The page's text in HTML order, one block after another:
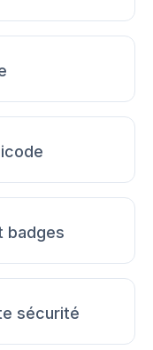
badges
sécurité